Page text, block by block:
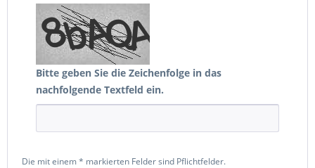
Bitte geben Sie die Zeichenfolge in das
nachfolgende Textfeld ein.
Die mit einem * markierten Felder sind Pflichtfelder.